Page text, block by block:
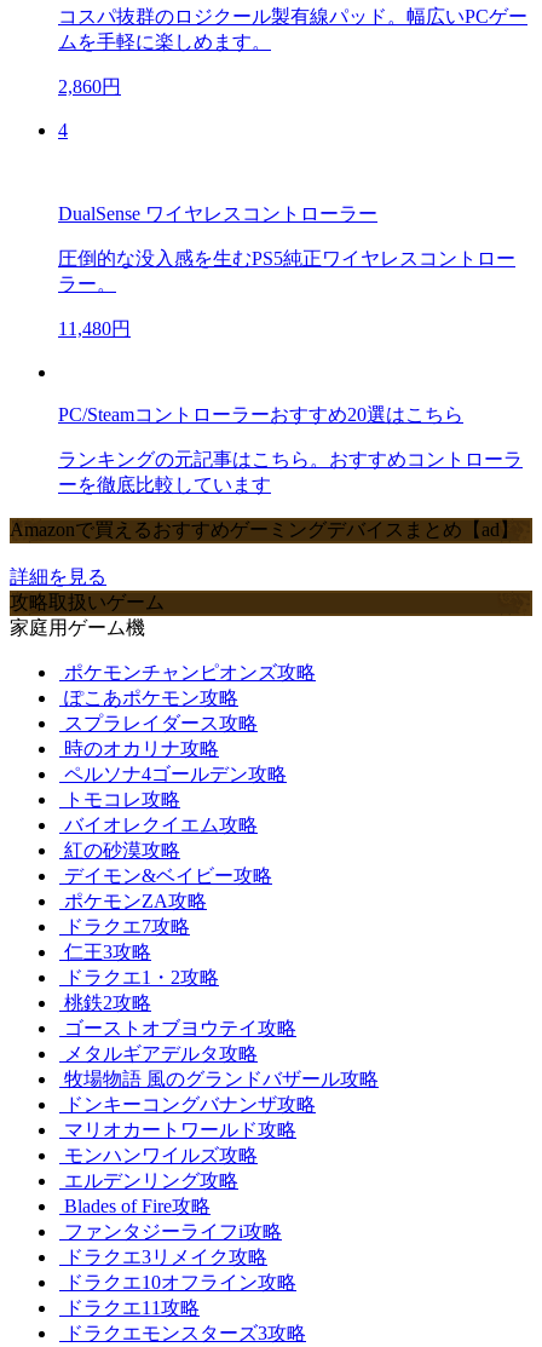
コスパ抜群のロジクール製有線パッド。幅広いPCゲー
ムを手軽に楽しめます。
2,860円
4
DualSense ワイヤレスコントローラー
圧倒的な没入感を生むPS5純正ワイヤレスコントロー
ラー。
11,480円
PC/Steamコントローラーおすすめ20選はこちら
ランキングの元記事はこちら。おすすめコントローラ
ーを徹底比較しています
Amazonで買えるおすすめゲーミングデバイスまとめ【ad】
詳細を見る
攻略取扱いゲーム
家庭用ゲーム機
ポケモンチャンピオンズ攻略
ぽこあポケモン攻略
スプラレイダース攻略
時のオカリナ攻略
ペルソナ4ゴールデン攻略
トモコレ攻略
バイオレクイエム攻略
紅の砂漠攻略
デイモン&ベイビー攻略
ポケモンZA攻略
ドラクエ7攻略
仁王3攻略
ドラクエ1・2攻略
桃鉄2攻略
ゴーストオブヨウテイ攻略
メタルギアデルタ攻略
牧場物語 風のグランドバザール攻略
ドンキーコングバナンザ攻略
マリオカートワールド攻略
モンハンワイルズ攻略
エルデンリング攻略
Blades of Fire攻略
ファンタジーライフi攻略
ドラクエ3リメイク攻略
ドラクエ10オフライン攻略
ドラクエ11攻略
ドラクエモンスターズ3攻略